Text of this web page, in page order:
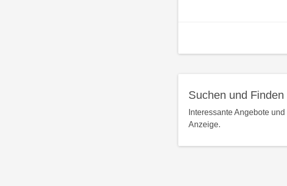
Suchen und
Interessante Angebote
Anzeige.